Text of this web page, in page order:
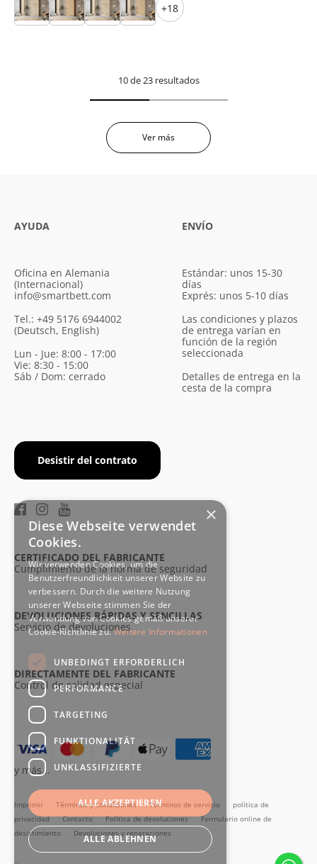
+18
10 de 23 resultados
Ver más
AYUDA
Oficina en Alemania
(Internacional)
info@smartbett.com
Tel.: +49 5176 6944002
(Deutsch, English)
Lun - Jue: 8:00 - 17:00
Vie: 8:30 - 15:00
Sáb / Dom: cerrado
Desistir del contrato
ENVÍO
Estándar: unos 15-30
días
Exprés: unos 5-10 días
Las condiciones y plazos
de entrega varían en
función de la región
seleccionada
Detalles de entrega en la
cesta de la compra
CERTIFICADO DEL FABRICANTE
Cumplimiento de la norma de seguridad
DEVOLUCIONES RÁPIDAS Y SENCILLAS
Servicio de devoluciones
DIRECTAMENTE DEL FABRICANTE
Control de calidad especial
Imprimir Términos y Condiciones Términos de servicio
política de
privacidad
Contacto Política de devoluciones
Formulario online de
desistimiento
Devoluciones y reparaciones
y más...
×
Diese Webseite verwendet
Cookies.
Wir verwenden Cookies, um die
Benutzerfreundlichkeit unserer Website zu
verbessern. Durch die weitere Nutzung
unserer Webseite stimmen Sie der
Verwendung von Cookies gemäß unserer
Cookie-Richtlinie zu.Weitere Informationen
UNBEDINGT ERFORDERLICH
PERFORMANCE
TARGETING
FUNKTIONALITÄT
UNKLASSIFIZIERTE
ALLE AKZEPTIEREN
ALLE ABLEHNEN